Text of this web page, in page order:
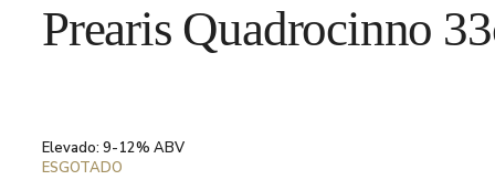
Prearis Quadrocinno
Elevado: 9-12% ABV
ESGOTADO